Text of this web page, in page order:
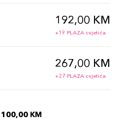
192,00 KM
+19 PLAZA cvjetića
267,00 KM
+27 PLAZA cvjetića
KM